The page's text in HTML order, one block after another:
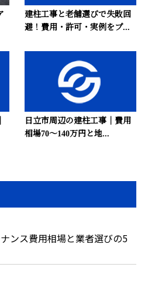
建柱工事と老舗選びで失敗回
避！費用・許可・実例をプ...
日立市周辺の建柱工事｜費用
相場70〜140万円と地...
ンス費用相場と業者選びの5